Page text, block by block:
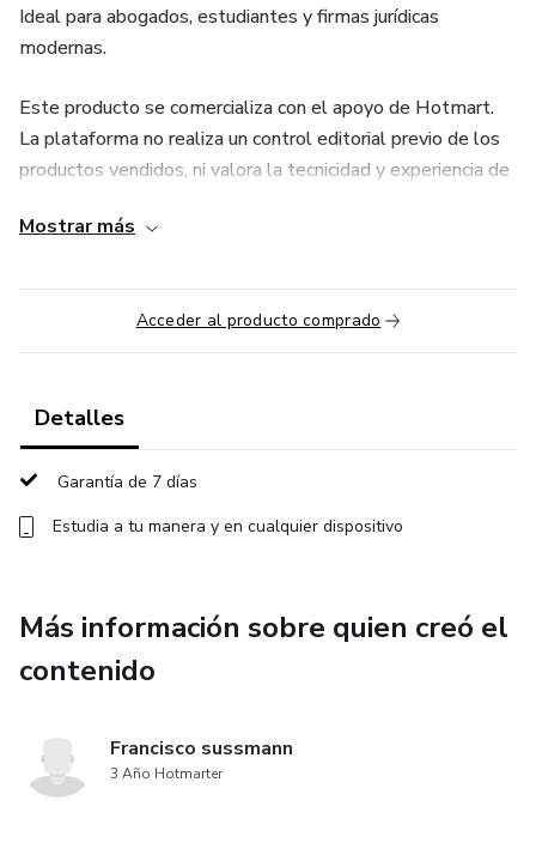
Ideal para abogados, estudiantes y firmas jurídicas
modernas.
Este producto se comercializa con el apoyo de Hotmart.
La plataforma no realiza un control editorial previo de los
productos vendidos, ni valora la tecnicidad y experiencia de
en la plataforma no puede ser considerada como garantía
comprarlo, el comprador declara que conoce esta
información. Los Términos y Políticas de Hotmart se
pueden acceder aquí, incluso antes de completar la compra
Mostrar más
Acceder al producto comprado
Detalles
Garantía de 7 días
Estudia a tu manera y en cualquier dispositivo
Más información sobre quien creó el
contenido
Francisco sussmann
3 Año Hotmarter